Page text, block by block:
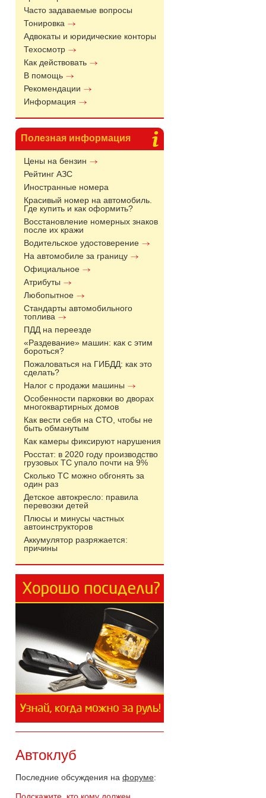
Часто задаваемые вопросы
Тонировка
Адвокаты и юридические конторы
Техосмотр
Как действовать
В помощь
Рекомендации
Информация
Полезная информация
Цены на бензин
Рейтинг АЗС
Иностранные номера
Красивый номер на автомобиль.
Где купить и как оформить?
Восстановление номерных знаков
после их кражи
Водительское удостоверение
На автомобиле за границу
Официальное
Атрибуты
Любопытное
Стандарты автомобильного
топлива
ПДД на переезде
«Раздевание» машин: как с этим
бороться?
Пожаловаться на ГИБДД: как это
сделать?
Налог с продажи машины
Особенности парковки во дворах
многоквартирных домов
Как вести себя на СТО, чтобы не
быть обманутым
Как камеры фиксируют нарушения
Росстат: в 2020 году производство
грузовых ТС упало почти на 9%
Сколько ТС можно обгонять за
один раз
Детское автокресло: правила
перевозки детей
Плюсы и минусы частных
автоинструкторов
Аккумулятор разряжается:
причины
Автоклуб
Последние обсуждения на форуме: